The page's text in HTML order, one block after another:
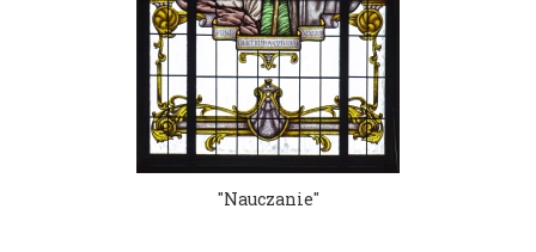
"Nauczanie"